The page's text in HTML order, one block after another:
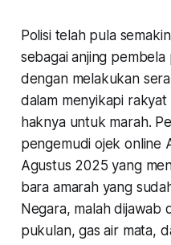
Polisi telah pula
sebagai anjing
dengan melakukan
dalam menyikapi
haknya untuk marah.
pengemudi ojek online
Agustus 2025 yang
bara amarah yang
Negara, malah dijawab
pukulan, gas air mata,